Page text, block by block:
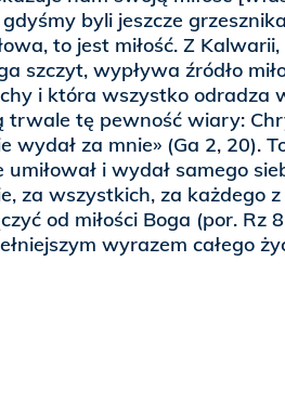
byli jeszcze
to jest miłość. Z
szczyt, wypływa źródło
i która wszystko odradza
trwale tę pewność wiary:
wydał za mnie» (Ga 2, 20).
umiłował i wydał samego
za wszystkich, za każdego
od miłości Boga (por. Rz
wyrazem całego